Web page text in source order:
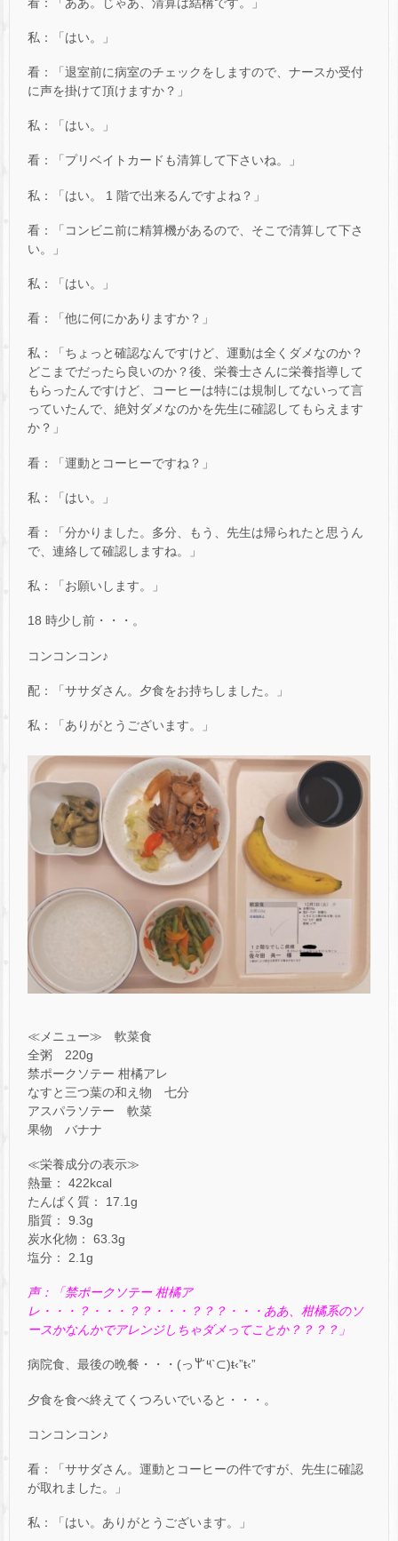
私：「はい。」
看：「退室前に病室のチェックをしますので、ナースか受付
に声を掛けて頂けますか？」
私：「はい。」
看：「プリベイトカードも清算して下さいね。」
私：「はい。 1 階で出来るんですよね？」
看：「コンビニ前に精算機があるので、そこで清算して下さ
い。」
私：「はい。」
看：「他に何にかありますか？」
私：「ちょっと確認なんですけど、運動は全くダメなのか？
どこまでだったら良いのか？後、栄養士さんに栄養指導して
もらったんですけど、コーヒーは特には規制してないって言
っていたんで、絶対ダメなのかを先生に確認してもらえます
か？」
看：「運動とコーヒーですね？」
私：「はい。」
看：「分かりました。多分、もう、先生は帰られたと思うん
で、連絡して確認しますね。」
私：「お願いします。」
18 時少し前・・・。
コンコンコン♪
配：「ササダさん。夕食をお持ちしました。」
私：「ありがとうございます。」
≪メニュー≫ 軟菜食
全粥 220g
禁ポークソテー 柑橘アレ
なすと三つ葉の和え物 七分
アスパラソテー 軟菜
果物 バナナ
≪栄養成分の表示≫
熱量： 422kcal
たんぱく質： 17.1g
脂質： 9.3g
炭水化物： 63.3g
塩分： 2.1g
声：「禁ポークソテー 柑橘ア
レ・・・？・・・？？・・・？？？・・・ああ、柑橘系のソ
ースかなんかでアレンジしちゃダメってことか？？？？」
病院食、最後の晩餐・・・(っ‎‎𐩢´‎‎༥`⊂)ŧ‹”ŧ‹”
夕食を食べ終えてくつろいでいると・・・。
コンコンコン♪
看：「ササダさん。運動とコーヒーの件ですが、先生に確認
が取れました。」
私：「はい。ありがとうございます。」